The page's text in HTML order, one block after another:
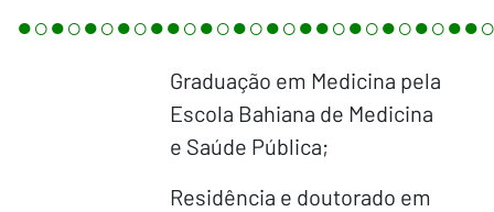
Graduação em Medicina pela
Escola Bahiana de Medicina
e Saúde Pública;
Residência e doutorado em